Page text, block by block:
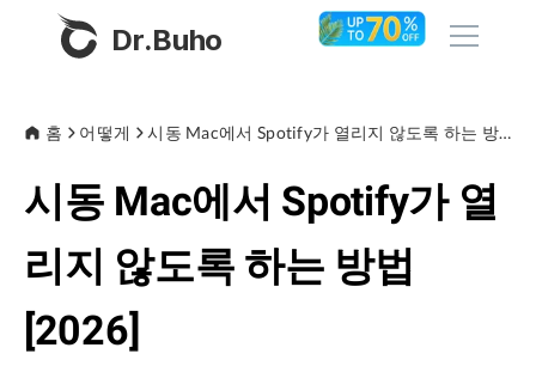
Dr.Buho
제품
BuhoCleaner
BuhoUnlocker
BuhoRepair
스토어
블로그
홈 어떻게 시동 Mac에서 Spotify가 열리지 않도록 하는 방법 [2026]
시동 Mac에서 Spotify가 열
리지 않도록 하는 방법
[2026]